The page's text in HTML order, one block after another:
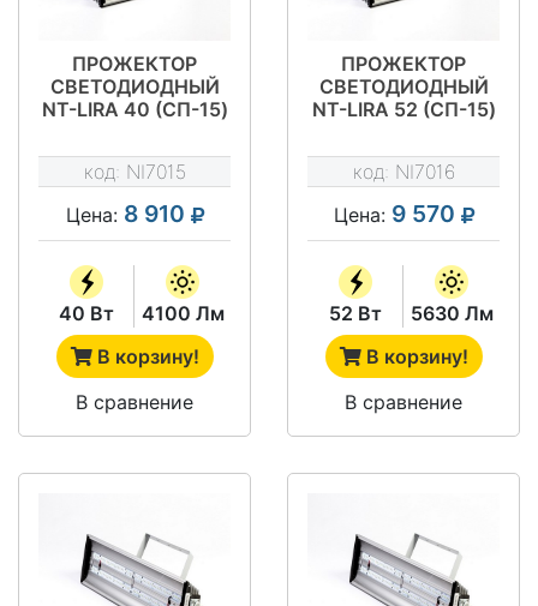
ПРОЖЕКТОР
СВЕТОДИОДНЫЙ
NT-LIRA 40 (СП-15)
код: NI7015
Цена: 8 910
40 Вт
4100 Лм
В корзину!
В сравнение
ПРОЖЕКТОР
СВЕТОДИОДНЫЙ
NT-LIRA 52 (СП-15)
код: NI7016
Цена: 9 570
52 Вт
5630 Лм
В корзину!
В сравнение